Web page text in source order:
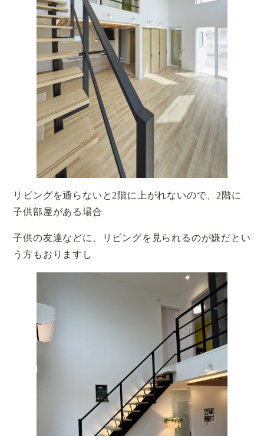
リビングを通らないと2階に上がれないので、2階に
子供部屋がある場合
子供の友達などに、リビングを見られるのが嫌だとい
う方もおりますし